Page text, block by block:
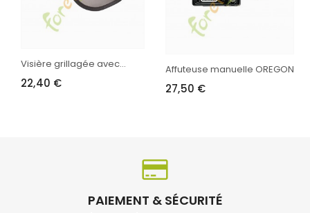
Visière grillagée avec...
22,40 €
Affuteuse manuelle OREGON
27,50 €
PAIEMENT & SÉCURITÉ